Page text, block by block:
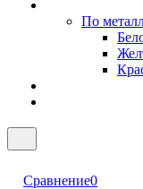
По
Сравнение0